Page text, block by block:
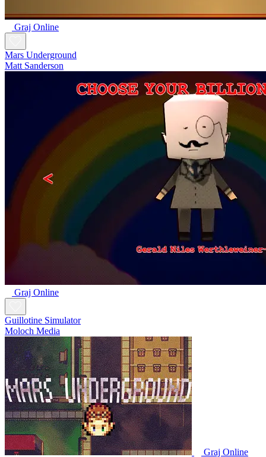
Graj Online
Mars Underground
Matt Sanderson
Graj Online
Guillotine Simulator
Moloch Media
Graj Online